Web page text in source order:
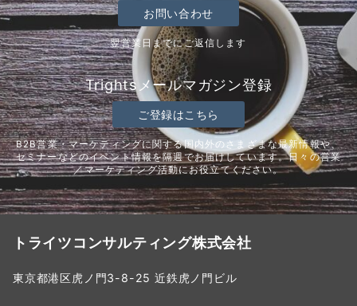
お問い合わせ
翌営業日までにご返信します
Trightsメールマガジン登録
ご登録はこちら
B2B営業・マーケティングに関する国内外のさまざまな最新情報や、
セミナーなどのイベント情報を隔週でお届けしています。日々の営業
／マーケティング活動にお役立てください。
トライツコンサルティング株式会社
東京都港区虎ノ門3-8-25 近鉄虎ノ門ビル